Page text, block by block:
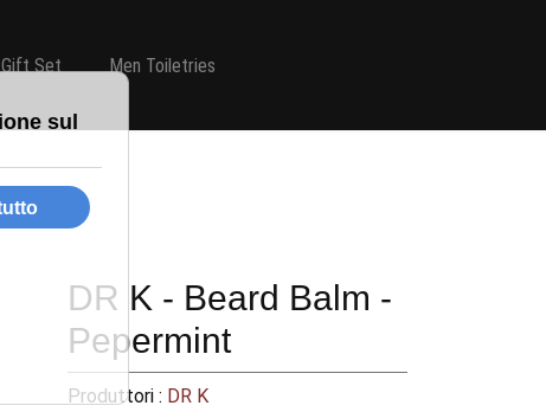
Gift Set Men Toiletries
DR K - Beard Balm -
Pepermint
Produttori : DR K